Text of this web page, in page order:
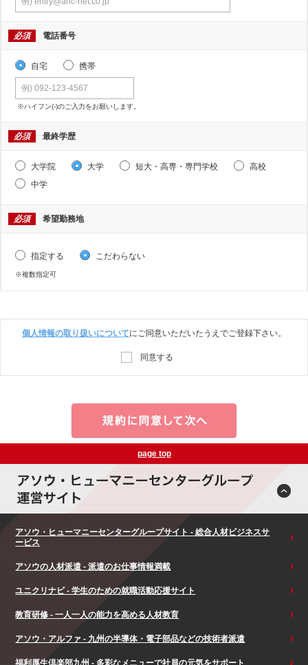
必須 電話番号
自宅 携帯
※ハイフン(-)のご入力をお願いします。
必須 最終学歴
大学院 大学 短大・高専・専門学校
高校
中学
必須 希望勤務地
指定する こだわらない
※複数指定可
個人情報の取り扱いについてにご同意いただいたうえでご登録下さい。
同意する
page top
アソウ・ヒューマニーセンターグループサイト - 総合人材ビジネスサ
ービス
アソウの人材派遣 - 派遣のお仕事情報満載
ユニクリナビ - 学生のための就職活動応援サイト
教育研修 - 一人一人の能力を高める人材教育
アソウ・アルファ - 九州の半導体・電子部品などの技術者派遣
福利厚生倶楽部九州 - 多彩なメニューで社員の元気をサポート